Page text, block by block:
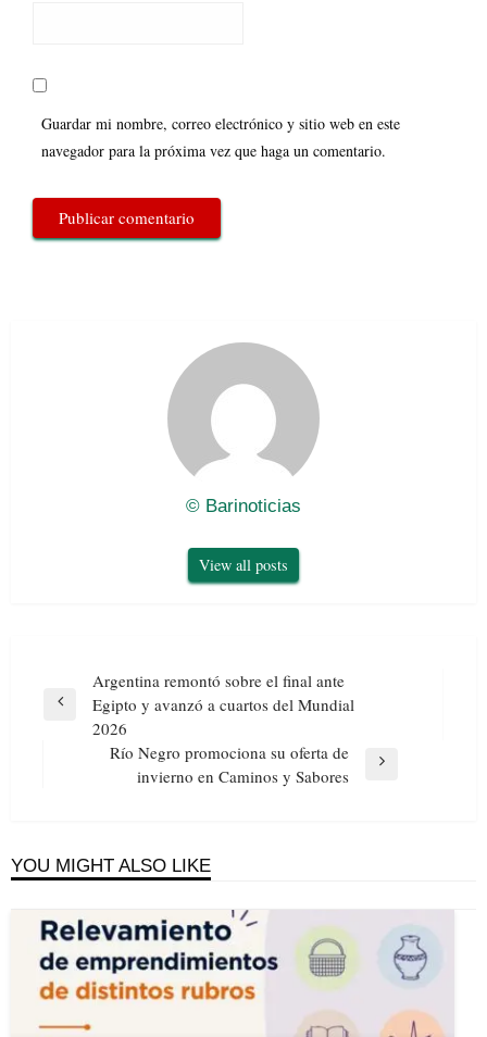
Guardar mi nombre, correo electrónico y sitio web en este
navegador para la próxima vez que haga un comentario.
© Barinoticias
View all posts
Navegación
de
entradas
Previous
Argentina remontó sobre el final ante
Egipto y avanzó a cuartos del Mundial
2026
Río Negro promociona su oferta de
invierno en Caminos y Sabores
YOU MIGHT ALSO LIKE